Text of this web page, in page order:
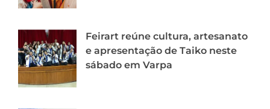
Feirart reúne cultura, artesanato
e apresentação de Taiko neste
sábado em Varpa